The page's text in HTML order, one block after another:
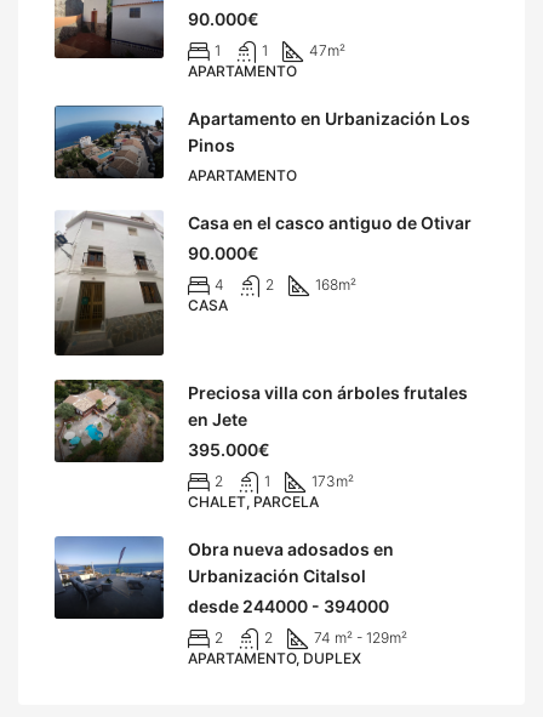
90.000€
1 1 47m²
APARTAMENTO
Apartamento en Urbanización Los
Pinos
APARTAMENTO
Casa en el casco antiguo de Otivar
90.000€
4 2 168m²
CASA
Preciosa villa con árboles frutales
en Jete
395.000€
2 1 173m²
CHALET, PARCELA
Obra nueva adosados en
Urbanización Citalsol
desde 244000 - 394000
2 2 74 m² - 129m²
APARTAMENTO, DUPLEX